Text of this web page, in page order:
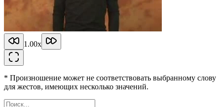
1.00x
* Произношение может не соответствовать выбранному слову
для жестов, имеющих несколько значений.